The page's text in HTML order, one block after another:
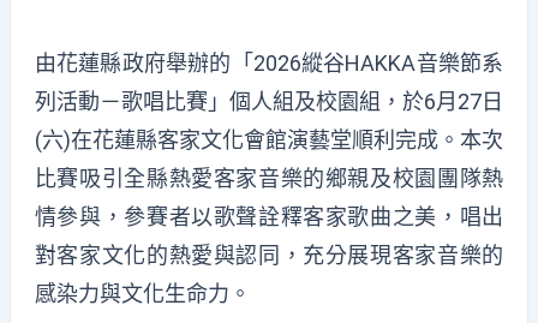
由花蓮縣政府舉辦的「2026縱谷HAKKA音樂節系
列活動－歌唱比賽」個人組及校園組，於6月27日
(六)在花蓮縣客家文化會館演藝堂順利完成。本次
比賽吸引全縣熱愛客家音樂的鄉親及校園團隊熱
情參與，參賽者以歌聲詮釋客家歌曲之美，唱出
對客家文化的熱愛與認同，充分展現客家音樂的
感染力與文化生命力。